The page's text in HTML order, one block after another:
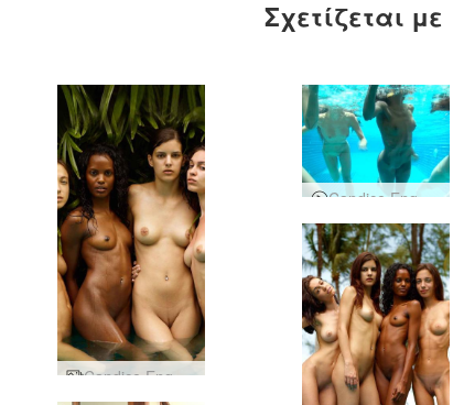
Σχετίζεται με
Candice Engelie Kiki Valerie dream team
Candice Engelie Kiki Valerie 4 Mermaids